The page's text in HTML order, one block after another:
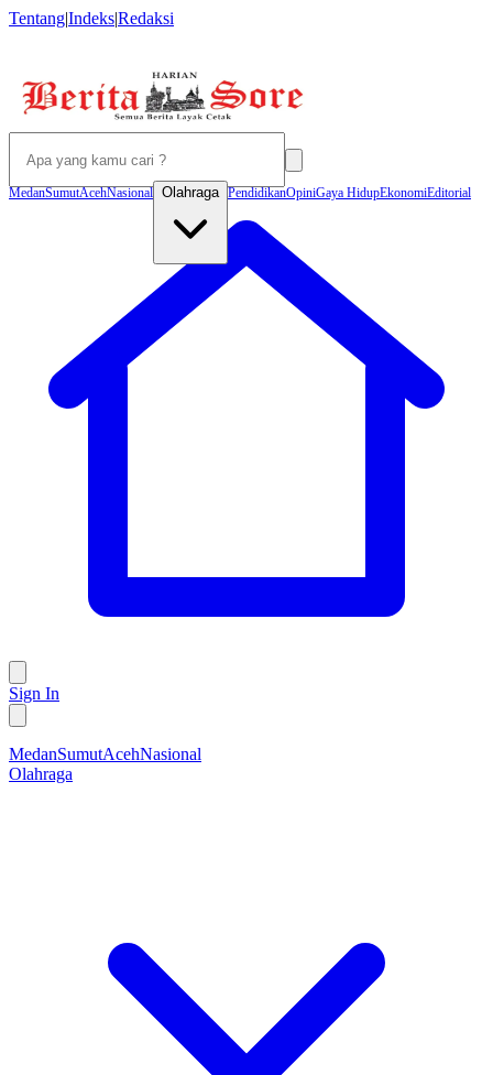
Tentang|Indeks|Redaksi
MedanSumutAcehNasional Olahraga PendidikanOpiniGaya HidupEkonomiEditorial
Sign In
MedanSumutAcehNasional
Olahraga